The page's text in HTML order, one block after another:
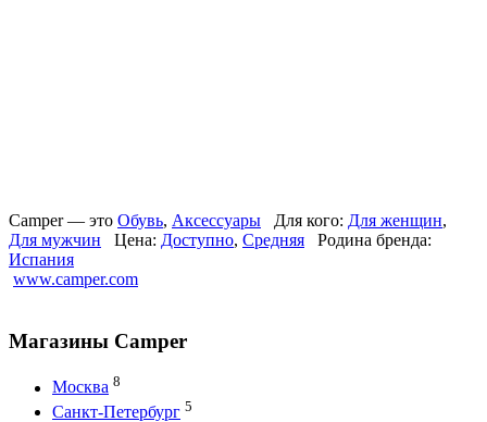
Camper — это Обувь, Аксессуары Для кого: Для женщин,
Для мужчин Цена: Доступно, Средняя Родина бренда:
Испания
www.camper.com
Магазины Camper
Москва 8
Санкт-Петербург 5